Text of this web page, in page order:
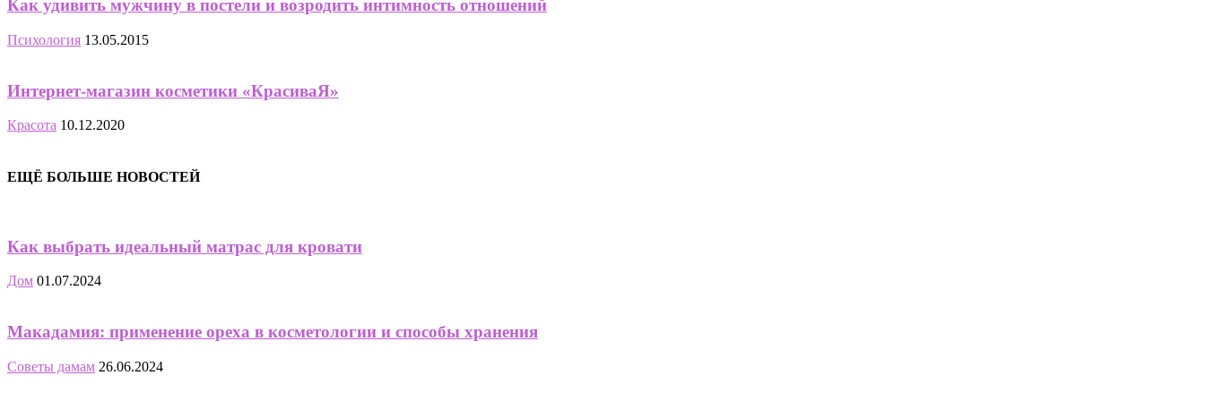
Как удивить мужчину в постели и возродить интимность отношений
Психология 13.05.2015
Интернет-магазин косметики «КрасиваЯ»
Красота 10.12.2020
ЕЩЁ БОЛЬШЕ НОВОСТЕЙ
Как выбрать идеальный матрас для кровати
Дом 01.07.2024
Макадамия: применение ореха в косметологии и способы хранения
Советы дамам 26.06.2024